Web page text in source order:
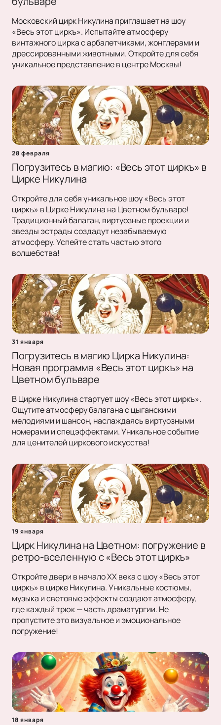
Московский цирк Никулина приглашает на шоу
«Весь этот циркъ». Испытайте атмосферу
винтажного цирка с арбалетчиками, жонглерами и
дрессированными животными. Откройте для себя
уникальное представление в центре Москвы!
28 февраля
Погрузитесь в магию: «Весь этот циркъ» в
Цирке Никулина
Откройте для себя уникальное шоу «Весь этот
циркъ» в Цирке Никулина на Цветном бульваре!
Традиционный балаган, виртуозные проекции и
звезды эстрады создадут незабываемую
атмосферу. Успейте стать частью этого
волшебства!
31 января
Погрузитесь в магию Цирка Никулина:
Новая программа «Весь этот циркъ» на
Цветном бульваре
В Цирке Никулина стартует шоу «Весь этот циркъ».
Ощутите атмосферу балагана с цыганскими
мелодиями и шансон, наслаждаясь виртуозными
номерами и спецэффектами. Уникальное событие
для ценителей циркового искусства!
19 января
Цирк Никулина на Цветном: погружение в
ретро-вселенную с «Весь этот циркъ»
Откройте двери в начало XX века с шоу «Весь этот
циркъ» в цирке Никулина. Уникальные костюмы,
музыка и световые эффекты создают атмосферу,
где каждый трюк — часть драматургии. Не
пропустите это визуальное и эмоциональное
погружение!
18 января